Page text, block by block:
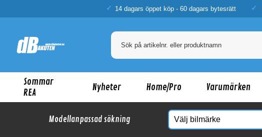
14 dagars öppet köp - 60 dagars bytesrätt
Sommar
REA
Nyheter Home/Pro Varumärken
Modellanpassad sökning